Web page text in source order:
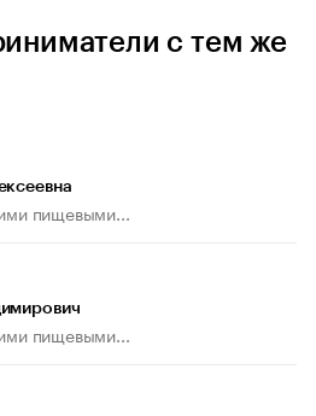
с тем же
пищевыми...
пищевыми...